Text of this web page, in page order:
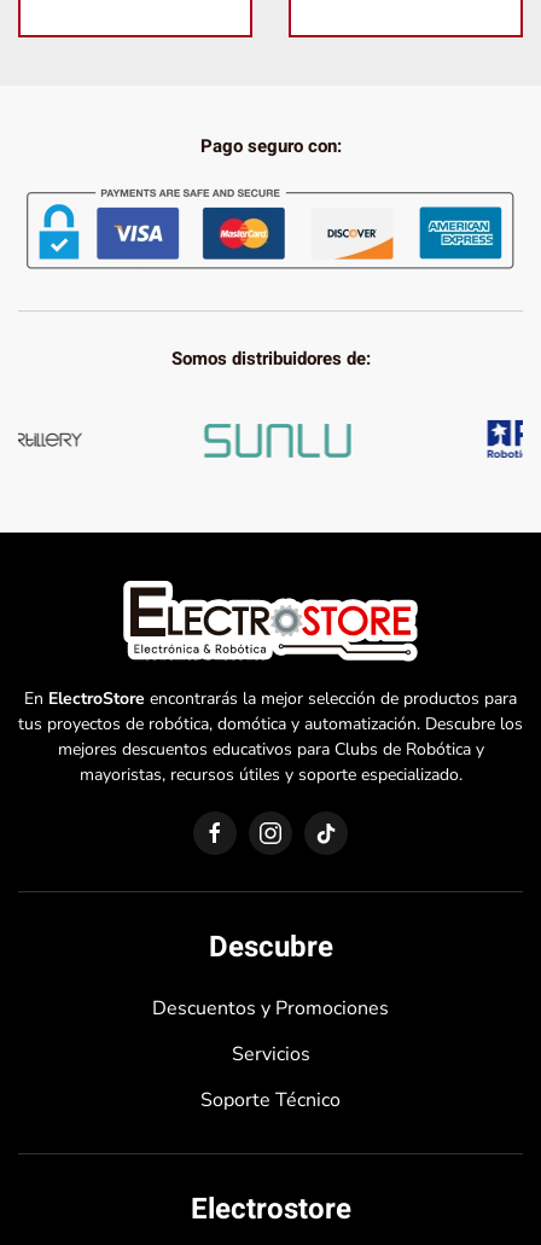
Pago seguro con:
Somos distribuidores de:
En ElectroStore encontrarás la mejor selección de productos para
tus proyectos de robótica, domótica y automatización. Descubre los
mejores descuentos educativos para Clubs de Robótica y
mayoristas, recursos útiles y soporte especializado.
Descubre
Descuentos y Promociones
Servicios
Soporte Técnico
Electrostore